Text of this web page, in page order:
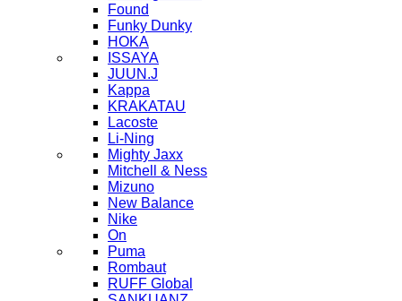
Found
Funky Dunky
HOKA
ISSAYA
JUUN.J
Kappa
KRAKATAU
Lacoste
Li-Ning
Mighty Jaxx
Mitchell & Ness
Mizuno
New Balance
Nike
On
Puma
Rombaut
RUFF Global